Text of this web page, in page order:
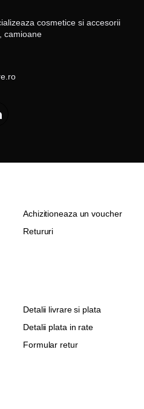
cosmetice si accesorii
camioane
Achizitioneaza un voucher
Retururi
Detalii livrare si plata
Detalii plata in rate
Formular retur